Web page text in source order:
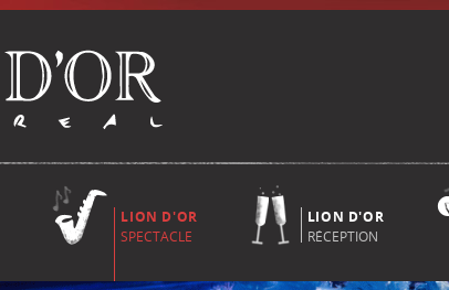
LION D'OR
SPECTACLE
LION D'OR
RÉCEPTION